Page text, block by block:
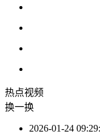
热点视频
换一换
2026-01-24